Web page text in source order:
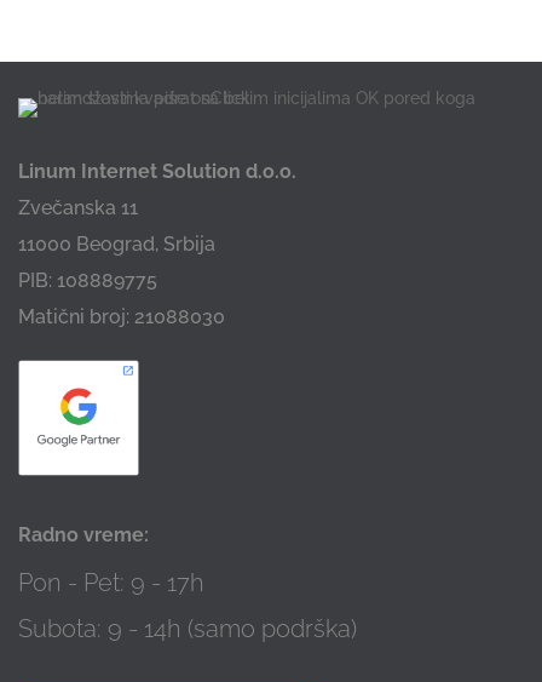
Linum Internet Solution d.o.o.
Zvečanska 11
11000 Beograd, Srbija
PIB: 108889775
Matični broj: 21088030
Radno vreme:
Pon - Pet: 9 - 17h
Subota: 9 - 14h (samo podrška)